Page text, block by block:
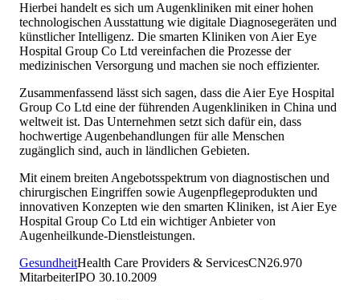
Hierbei handelt es sich um Augenkliniken mit einer hohen
technologischen Ausstattung wie digitale Diagnosegeräten und
künstlicher Intelligenz. Die smarten Kliniken von Aier Eye
Hospital Group Co Ltd vereinfachen die Prozesse der
medizinischen Versorgung und machen sie noch effizienter.
Zusammenfassend lässt sich sagen, dass die Aier Eye Hospital
Group Co Ltd eine der führenden Augenkliniken in China und
weltweit ist. Das Unternehmen setzt sich dafür ein, dass
hochwertige Augenbehandlungen für alle Menschen
zugänglich sind, auch in ländlichen Gebieten.
Mit einem breiten Angebotsspektrum von diagnostischen und
chirurgischen Eingriffen sowie Augenpflegeprodukten und
innovativen Konzepten wie den smarten Kliniken, ist Aier Eye
Hospital Group Co Ltd ein wichtiger Anbieter von
Augenheilkunde-Dienstleistungen.
GesundheitHealth Care Providers & ServicesCN26.970
MitarbeiterIPO 30.10.2009